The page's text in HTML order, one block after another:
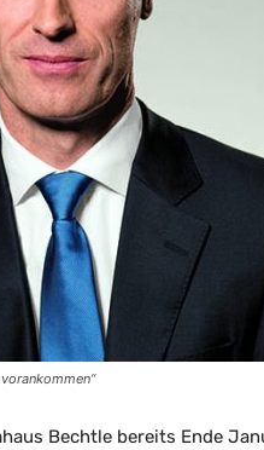
Bechtle bereits Ende